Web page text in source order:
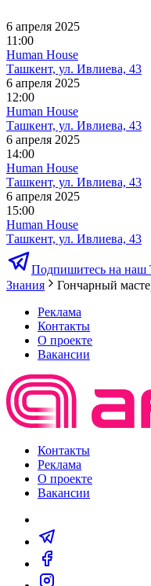
6 апреля 2025
11:00
Human House
Ташкент, ул. Ивлиева, 43
6 апреля 2025
12:00
Human House
Ташкент, ул. Ивлиева, 43
6 апреля 2025
14:00
Human House
Ташкент, ул. Ивлиева, 43
6 апреля 2025
15:00
Human House
Ташкент, ул. Ивлиева, 43
Подпишитесь на наш
Знания
Гончарный
Реклама
Контакты
О проекте
Вакансии
Контакты
Реклама
О проекте
Вакансии